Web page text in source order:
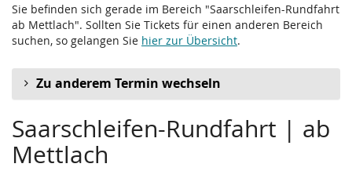
Sie befinden sich gerade im Bereich "Saarschleifen-Rundfahrt
ab Mettlach". Sollten Sie Tickets für einen anderen Bereich
suchen, so gelangen Sie hier zur Übersicht.
Zu anderem Termin wechseln
Saarschleifen-Rundfahrt | ab
Mettlach